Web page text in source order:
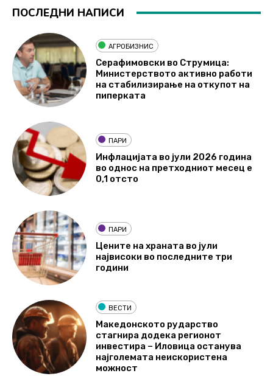
ПОСЛЕДНИ НАПИСИ
АГРОБИЗНИС
Серафимовски во Струмица:
Министерството активно работи
на стабилизирање на откупот на
пиперката
ПАРИ
Инфлацијата во јули 2026 година
во однос на претходниот месец е
0,1 отсто
ПАРИ
Цените на храната во јули
највисоки во последните три
години
ВЕСТИ
Македонското рударство
стагнира додека регионот
инвестира – Иловица останува
најголемата неискористена
можност